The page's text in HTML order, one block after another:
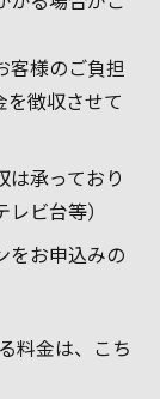
客様のご負担
を徴収させて
承っており
ビ台等）
をお申込みの
料金は、こち